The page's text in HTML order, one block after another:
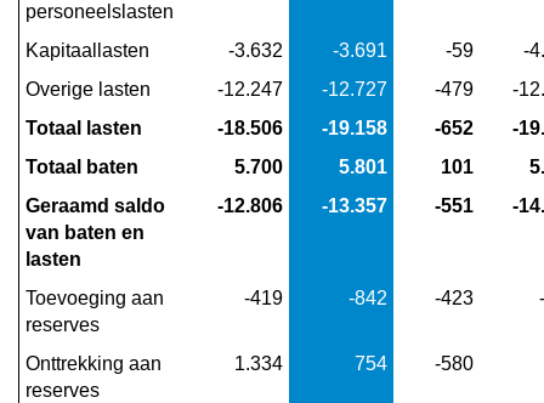
lasten
baten
soort
kosten
personeelslasten
Kapitaallasten -3.632 -3.691 -59
-
Overige lasten
-12.247 -12.727 -479
-
Totaal lasten
-18.506 -19.158 -652
-
Totaal baten
5.700 5.801 101
Geraamd saldo
van baten en
lasten
-12.806 -13.357 -551 -
Toevoeging aan
reserves
-419 -842 -423
Onttrekking aan
reserves
1.334 754 -580